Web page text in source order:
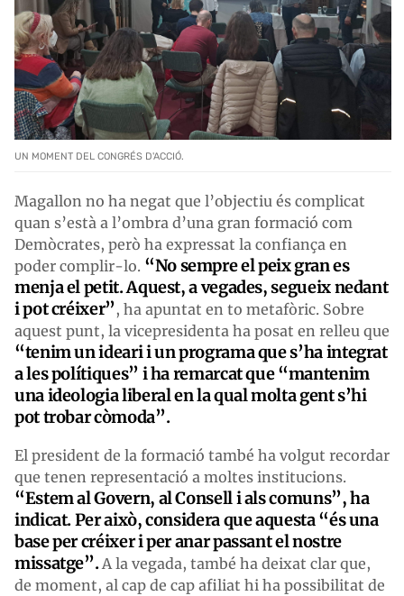
UN MOMENT DEL CONGRÉS D'ACCIÓ.
Magallon no ha negat que l’objectiu és complicat
quan s’està a l’ombra d’una gran formació com
Demòcrates, però ha expressat la confiança en
poder complir-lo. “No sempre el peix gran es
menja el petit. Aquest, a vegades, segueix nedant
i pot créixer”, ha apuntat en to metafòric. Sobre
aquest punt, la vicepresidenta ha posat en relleu que
“tenim un ideari i un programa que s’ha integrat
a les polítiques” i ha remarcat que “mantenim
una ideologia liberal en la qual molta gent s’hi
pot trobar còmoda”.
El president de la formació també ha volgut recordar
que tenen representació a moltes institucions.
“Estem al Govern, al Consell i als comuns”, ha
indicat. Per això, considera que aquesta “és una
base per créixer i per anar passant el nostre
missatge”.A la vegada, també ha deixat clar que,
de moment, al cap de cap afiliat hi ha possibilitat de